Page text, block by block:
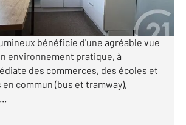
la Cité Situé en étage élevé, cet
bénéficie d'une agréable vue
environnement pratique, à
des commerces, des écoles et
commun (bus et tramway),